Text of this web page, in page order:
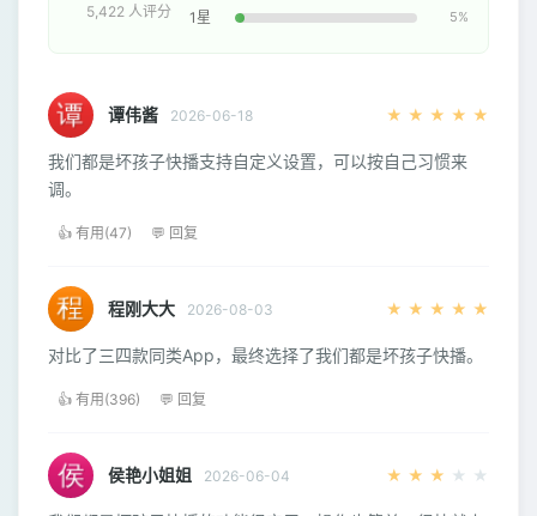
5,422 人评分 1星 5%
谭伟酱 2026-06-18 ★ ★ ★ ★ ★
我们都是坏孩子快播支持自定义设置，可以按自己习惯来
调。
👍 有用(47) 💬 回复
程刚大大 2026-08-03 ★ ★ ★ ★ ★
对比了三四款同类App，最终选择了我们都是坏孩子快播。
👍 有用(396) 💬 回复
侯艳小姐姐 2026-06-04 ★ ★ ★ ★ ★